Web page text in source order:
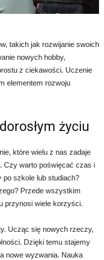
takich jak rozwijanie swoich
nowych hobby,
z ciekawości. Uczenie
elementem rozwoju
życiu
które wielu z nas zadaje
Czy warto poświęcać czas i
po szkole lub studiach?
Przede wszystkim
przynosi wiele korzyści.
Ucząc się nowych rzeczy,
Dzięki temu stajemy
nowe wyzwania. Nauka